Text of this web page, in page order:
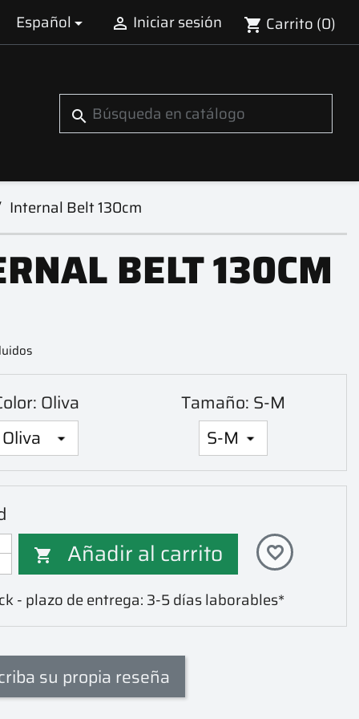
Español  Iniciar sesión shopping_cart Carrito (0)
search
Internal Belt 130cm
BELT 130CM
Oliva Tamaño: S-M
 Añadir al carrito favorite_border
- plazo de entrega: 3-5 días laborables*
su propia reseña